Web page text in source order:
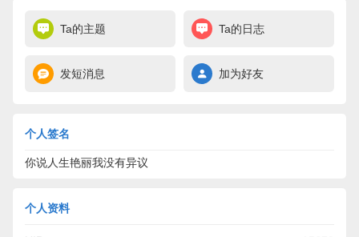
Ta的主题 Ta的日志
发短消息 加为好友
个人签名
你说人生艳丽我没有异议
个人资料